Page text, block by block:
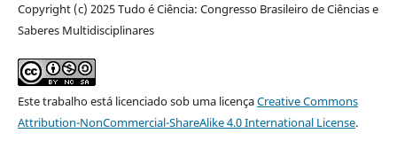
Copyright (c) 2025 Tudo é Ciência: Congresso Brasileiro de Ciências e
Saberes Multidisciplinares
Este trabalho está licenciado sob uma licençaCreative Commons
Attribution-NonCommercial-ShareAlike 4.0 International License.